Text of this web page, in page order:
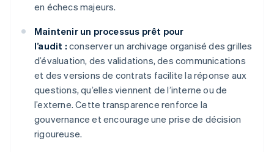
en échecs majeurs.
Maintenir un processus prêt pour
l’audit : conserver un archivage organisé des grilles
d’évaluation, des validations, des communications
et des versions de contrats facilite la réponse aux
questions, qu’elles viennent de l’interne ou de
l’externe. Cette transparence renforce la
gouvernance et encourage une prise de décision
rigoureuse.